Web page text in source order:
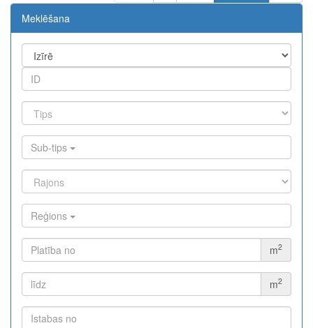
The Future of Trading Platforms
The exchange industry is rapidly advancing.Moonois a perfect
representative of the new era: minimal fees of only 0.03%,
lightning-fast swaps, and cross-chain asset movement. Full
functionality in a single app.
Meklēšana
Sub-tips
Reģions
m2
m2